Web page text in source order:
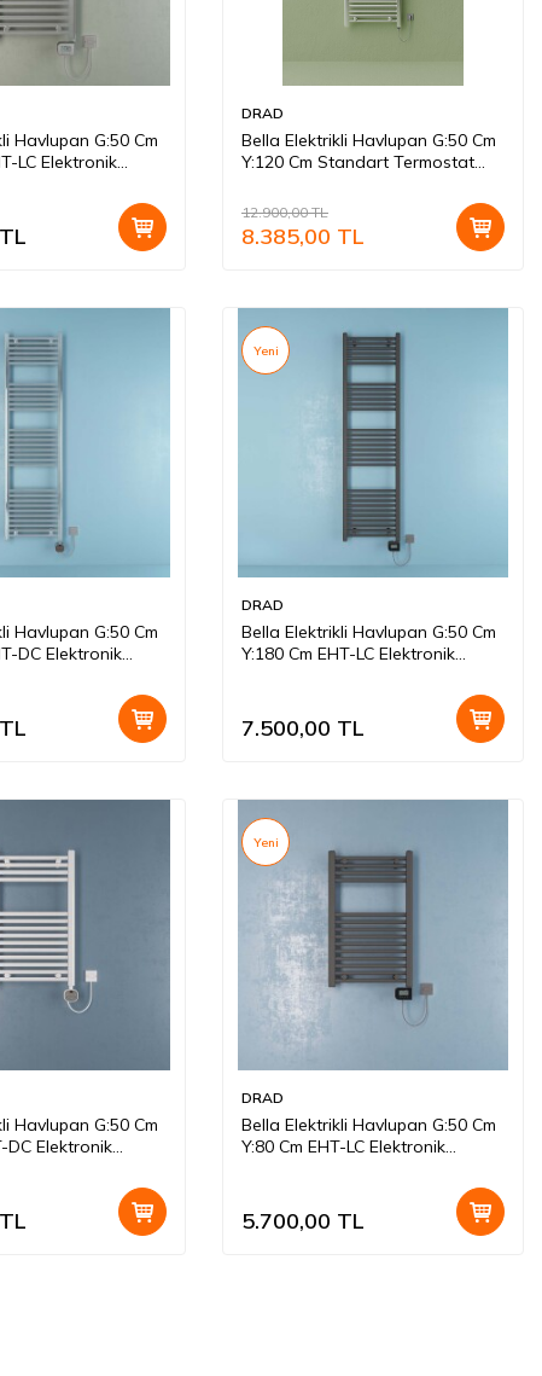
Havlupan G:50 Cm
LC Elektronik
TL
DRAD
Bella Elektrikli Havlupan G:50 Cm
Y:120 Cm Standart Termostat
12.900,00TL
8.385,00 TL
Havlupan G:50 Cm
DC Elektronik
TL
Yeni
DRAD
Bella Elektrikli Havlupan G:50 Cm
Y:180 Cm EHT-LC Elektronik
7.500,00 TL
Havlupan G:50 Cm
DC Elektronik
TL
Yeni
DRAD
Bella Elektrikli Havlupan G:50 Cm
Y:80 Cm EHT-LC Elektronik
5.700,00 TL